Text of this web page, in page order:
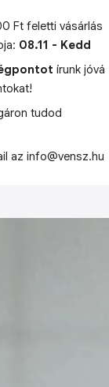
Ft feletti vásárlás
08.11 - Kedd
írunk jóvá
tudod
az info@vensz.hu